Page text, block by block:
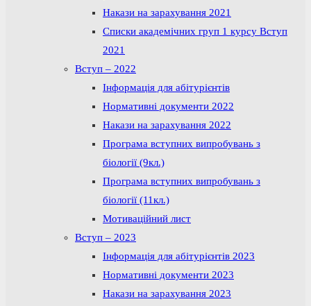
Накази на зарахування 2021
Списки академічних груп 1 курсу Вступ
2021
Вступ – 2022
Інформація для абітурієнтів
Нормативні документи 2022
Накази на зарахування 2022
Програма вступних випробувань з
біології (9кл.)
Програма вступних випробувань з
біології (11кл.)
Мотиваційний лист
Вступ – 2023
Інформація для абітурієнтів 2023
Нормативні документи 2023
Накази на зарахування 2023